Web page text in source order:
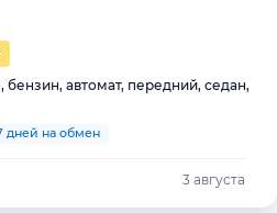
автомат, передний, седан,
дней на обмен
3 августа